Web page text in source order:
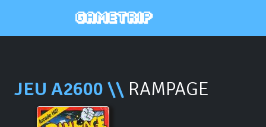
JEU A2600 \\ RAMPAGE